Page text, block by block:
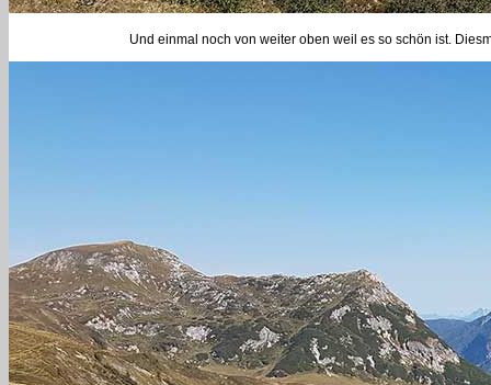
Und einmal noch von weiter oben weil es so schön ist.